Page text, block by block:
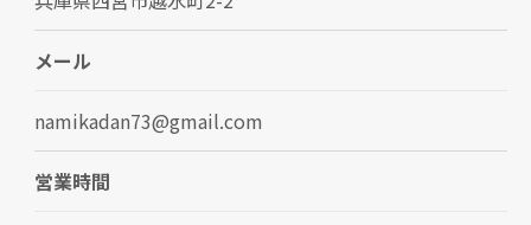
メール
namikadan73@gmail.com
営業時間